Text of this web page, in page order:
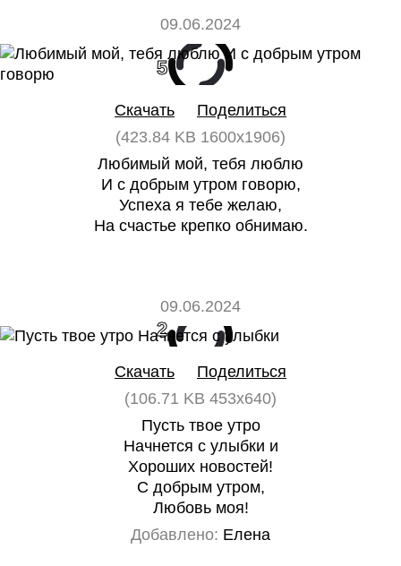
09.06.2024
5
Скачать
Поделиться
(423.84 KB 1600x1906)
Любимый мой, тебя люблю
И с добрым утром говорю,
Успеха я тебе желаю,
На счастье крепко обнимаю.
09.06.2024
2 0
Скачать
Поделиться
(106.71 KB 453x640)
Пусть твое утро
Начнется с улыбки и
Хороших новостей!
С добрым утром,
Любовь моя!
Добавлено: Елена